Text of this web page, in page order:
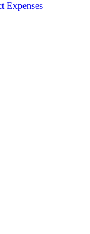
Expenses